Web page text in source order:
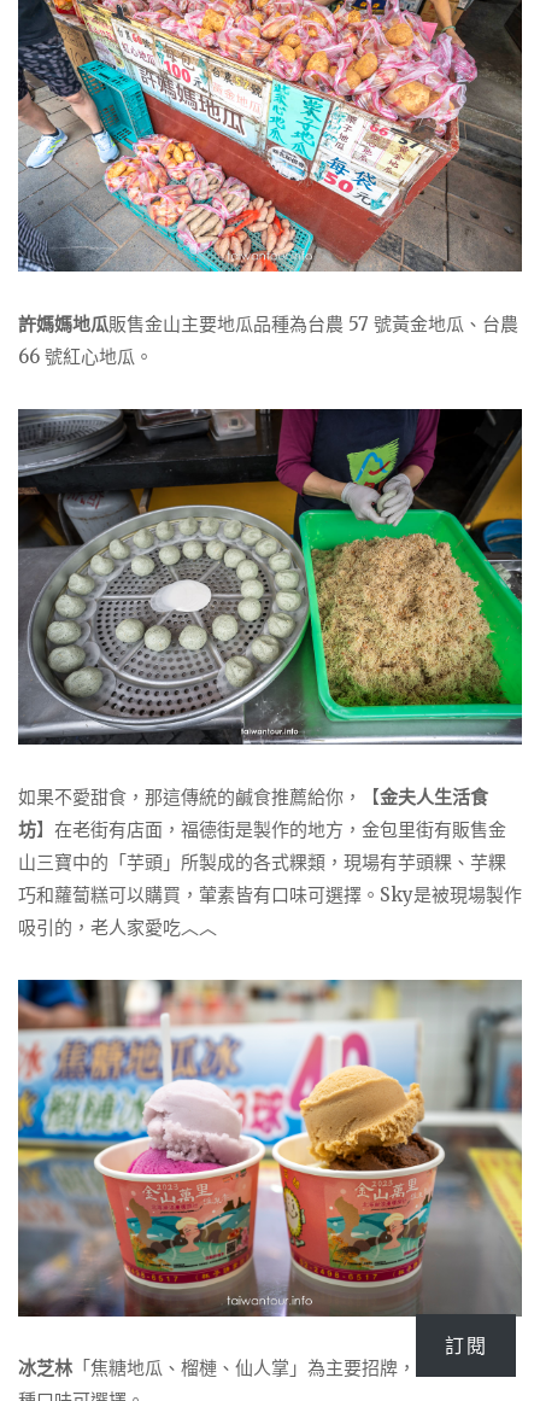
許媽媽地瓜販售金山主要地瓜品種為台農 57 號黃金地瓜、台農
66 號紅心地瓜。
如果不愛甜食，那這傳統的鹹食推薦給你，【金夫人生活食
坊】在老街有店面，福德街是製作的地方，金包里街有販售金
山三寶中的「芋頭」所製成的各式粿類，現場有芋頭粿、芋粿
巧和蘿蔔糕可以購買，葷素皆有口味可選擇。Sky是被現場製作
吸引的，老人家愛吃︿︿
冰芝林 「焦糖地瓜、榴槤、仙人掌」為主要招牌，還有２０幾
訂閱